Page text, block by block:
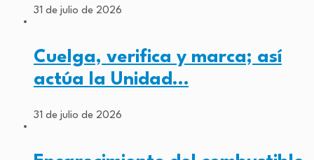
31 de julio de 2026
Cuelga, verifica y marca; así
actúa la Unidad…
31 de julio de 2026